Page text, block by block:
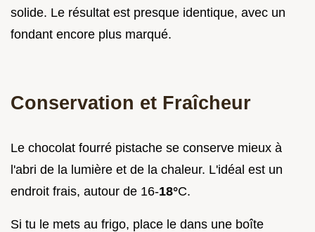
solide. Le résultat est presque identique, avec un
fondant encore plus marqué.
Conservation et Fraîcheur
Le chocolat fourré pistache se conserve mieux à
l'abri de la lumière et de la chaleur. L'idéal est un
endroit frais, autour de 16-18°C.
Si tu le mets au frigo, place le dans une boîte